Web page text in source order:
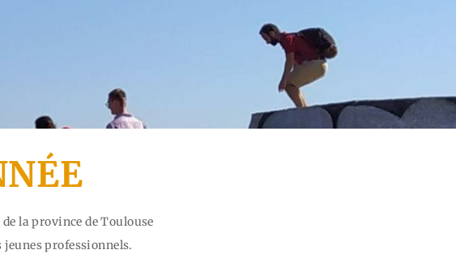
la province de Toulouse
professionnels.